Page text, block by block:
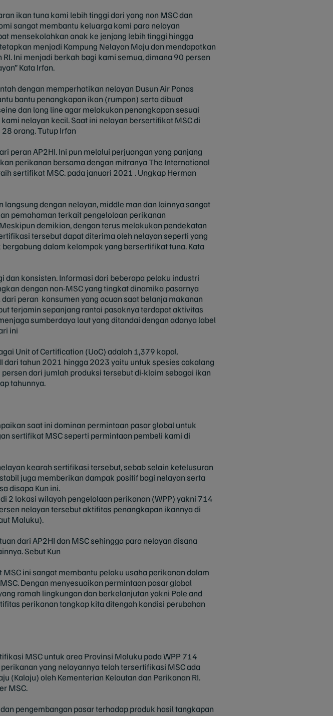
ikan tuna kami lebih tinggi dari yang non MSC dan
sangat membantu keluarga kami para nelayan
mensekolahkan anak ke jenjang lebih tinggi hingga
menjadi Kampung Nelayan Maju dan mendapatkan
Ini menjadi berkah bagi kami semua, dimana 90 persen
Kata Irfan.
dengan memperhatikan nelayan Dusun Air Panas
bantu penangkapan ikan (rumpon) serta dibuat
dan long line agar melakukan penangkapan sesuai
nelayan kecil. Saat ini nelayan bersertifikat MSC di
orang. Tutup Irfan
peran AP2HI. Ini pun melalui perjuangan yang panjang
perikanan bersama dengan mitranya The International
sertifikat MSC. pada januari 2021 . Ungkap Herman
dengan nelayan, middle man dan lainnya sangat
pemahaman terkait pengelolaan perikanan
demikian, dengan terus melakukan pendekatan
tersebut dapat diterima oleh nelayan seperti yang
dalam kelompok yang bersertifikat tuna. Kata
konsisten. Informasi dari beberapa pelaku industri
dengan non-MSC yang tingkat dinamika pasarnya
peran konsumen yang acuan saat belanja makanan
terjamin sepanjang rantai pasoknya terdapat aktivitas
sumberdaya laut yang ditandai dengan adanya label
ini
Unit of Certification (UoC) adalah 1,379 kapal.
dari tahun 2021 hingga 2023 yaitu untuk spesies cakalang
dari jumlah produksi tersebut di-klaim sebagai ikan
tahunnya.
saat ini dominan permintaan pasar global untuk
sertifikat MSC seperti permintaan pembeli kami di
kearah sertifikasi tersebut, sebab selain ketelusuran
juga memberikan dampak positif bagi nelayan serta
disapa Kun ini.
2 lokasi wilayah pengelolaan perikanan (WPP) yakni 714
nelayan tersebut aktifitas penangkapan ikannya di
Maluku).
dari AP2HI dan MSC sehingga para nelayan disana
Sebut Kun
ini sangat membantu pelaku usaha perikanan dalam
Dengan menyesuaikan permintaan pasar global
ramah lingkungan dan berkelanjutan yakni Pole and
perikanan tangkap kita ditengah kondisi perubahan
MSC untuk area Provinsi Maluku pada WPP 714
yang nelayannya telah tersertifikasi MSC ada
(Kalaju) oleh Kementerian Kelautan dan Perikanan RI.
MSC.
pengembangan pasar terhadap produk hasil tangkapan